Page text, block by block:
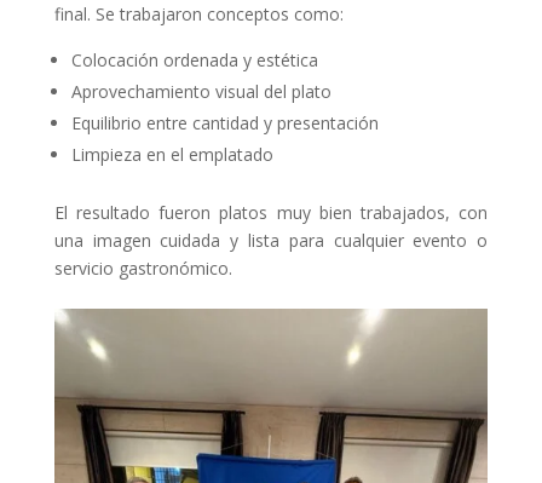
final. Se trabajaron conceptos como:
Colocación ordenada y estética
Aprovechamiento visual del plato
Equilibrio entre cantidad y presentación
Limpieza en el emplatado
El resultado fueron platos muy bien trabajados, con
una imagen cuidada y lista para cualquier evento o
servicio gastronómico.